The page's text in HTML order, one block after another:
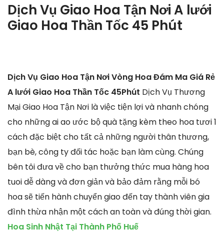
Dịch Vụ Giao Hoa Tận Nơi A lưới
Giao Hoa Thần Tốc 45 Phút
Dịch Vụ Giao Hoa Tận Nơi Vòng Hoa Đám Ma Giá Rẻ
A lưới Giao Hoa Thần Tốc 45Phút Dịch Vụ Thương
Mại Giao Hoa Tận Nơi là việc tiện lợi và nhanh chóng
cho những ai ao ước bộ quà tặng kèm theo hoa tươi 1
cách đặc biệt cho tất cả những người thân thương,
bạn bè, công ty đối tác hoặc bạn làm cùng. Chúng
bên tôi đưa về cho bạn thưởng thức mua hàng hoa
tuoi dễ dàng và đơn giản và bảo đảm rằng mỗi bó
hoa sẽ tiến hành chuyển giao đến tay thành viên gia
đình thừa nhận một cách an toàn và đúng thời gian.
Hoa Sinh Nhật Tại Thành Phố Huế